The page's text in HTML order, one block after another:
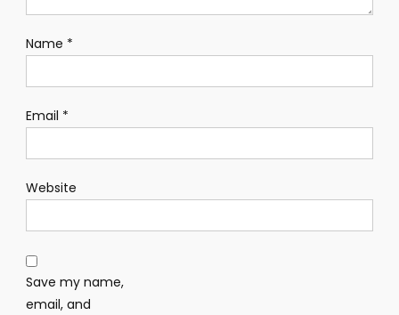
Name *
Email *
Website
Save my name,
email, and